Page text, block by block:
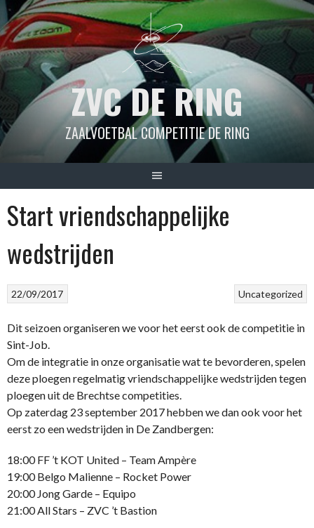
Spring
naar
inhoud
ZVC DE RING
ZAALVOETBAL COMPETITIE DE RING
Start vriendschappelijke
wedstrijden
Uncategorized
22/09/2017
Dit seizoen organiseren we voor het eerst ook de competitie in
Sint-Job.
Om de integratie in onze organisatie wat te bevorderen, spelen
deze ploegen regelmatig vriendschappelijke wedstrijden tegen
ploegen uit de Brechtse competities.
Op zaterdag 23 september 2017 hebben we dan ook voor het
eerst zo een wedstrijden in De Zandbergen:
18:00 FF ’t KOT United – Team Ampère
19:00 Belgo Malienne – Rocket Power
20:00 Jong Garde – Equipo
21:00 All Stars – ZVC ’t Bastion